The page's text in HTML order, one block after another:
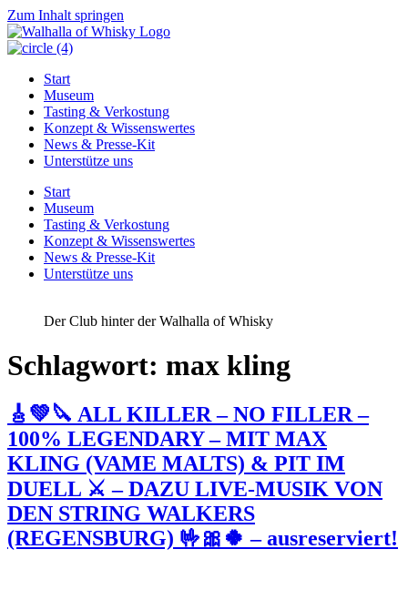
Zum Inhalt springen
Start
Museum
Tasting & Verkostung
Konzept & Wissenswertes
News & Presse-Kit
Unterstütze uns
Start
Museum
Tasting & Verkostung
Konzept & Wissenswertes
News & Presse-Kit
Unterstütze uns
Der Club hinter der Walhalla of Whisky
Schlagwort: max kling
🎸💚🔪 ALL KILLER – NO FILLER –
100% LEGENDARY – MIT MAX
KLING (VAME MALTS) & PIT IM
DUELL ⚔ – DAZU LIVE-MUSIK VON
DEN STRING WALKERS
(REGENSBURG) 🤟🎀🍀 – ausreserviert!